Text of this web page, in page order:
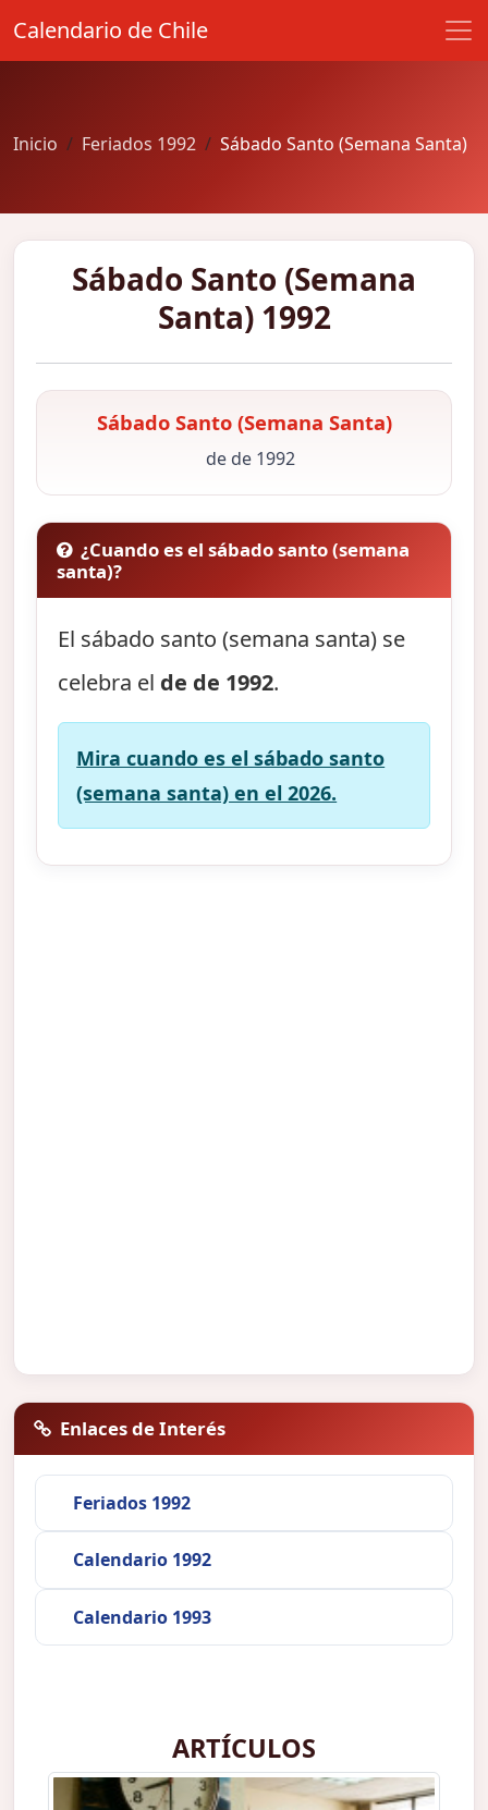
Calendario de Chile
Inicio Feriados 1992 Sábado Santo (Semana Santa)
Sábado Santo (Semana
Santa) 1992
Sábado Santo (Semana Santa)
de de 1992
¿Cuando es el sábado santo (semana
santa)?
El sábado santo (semana santa) se
celebra el de de 1992.
Mira cuando es el sábado santo
(semana santa) en el 2026.
Enlaces de Interés
Feriados 1992
Calendario 1992
Calendario 1993
ARTÍCULOS